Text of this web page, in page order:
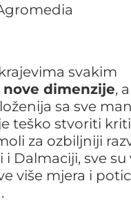
svakim
dimenzije, a
sa sve
teško stvoriti
za ozbiljniji
Dalmaciji, sve su
više mjera i